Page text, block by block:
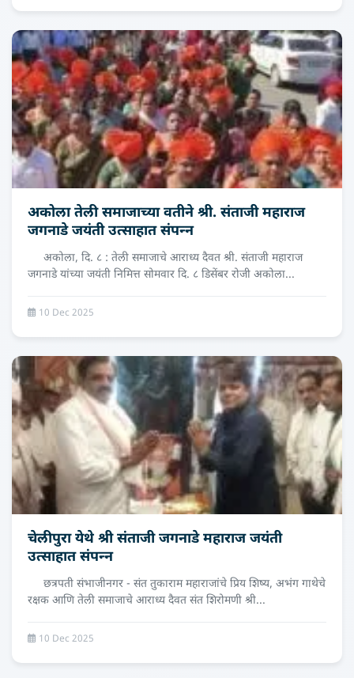
अकोला तेली समाजाच्‍या वतीने श्री. संताजी महाराज
जगनाडे जयंती उत्‍साहात संपन्‍न
अकोला, दि. ८ : तेली समाजाचे आराध्य दैवत श्री. संताजी महाराज
जगनाडे यांच्या जयंती निमित्त सोमवार दि. ८ डिसेंबर रोजी अकोला...
10 Dec 2025
चेलीपुरा येथे श्री संताजी जगनाडे महाराज जयंती
उत्साहात संपन्‍न
छत्रपती संभाजीनगर - संत तुकाराम महाराजांचे प्रिय शिष्य, अभंग गाथेचे
रक्षक आणि तेली समाजाचे आराध्य दैवत संत शिरोमणी श्री...
10 Dec 2025